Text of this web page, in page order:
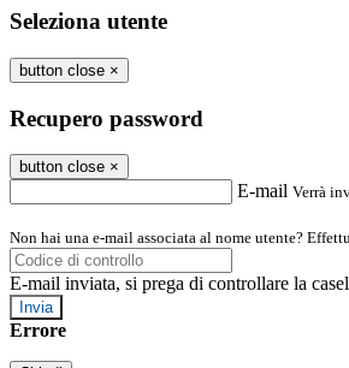
Seleziona utente
button close ×
Recupero password
button close ×
E-mail Verrà
Non hai una e-mail associata al nome utente?
E-mail inviata, si prega di controllare la
Errore